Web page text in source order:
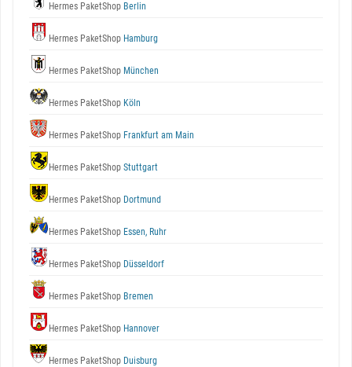
Hermes PaketShop Berlin
Hermes PaketShop Hamburg
Hermes PaketShop München
Hermes PaketShop Köln
Hermes PaketShop Frankfurt am Main
Hermes PaketShop Stuttgart
Hermes PaketShop Dortmund
Hermes PaketShop Essen, Ruhr
Hermes PaketShop Düsseldorf
Hermes PaketShop Bremen
Hermes PaketShop Hannover
Hermes PaketShop Duisburg